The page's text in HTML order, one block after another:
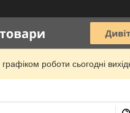
роботи сьогодні